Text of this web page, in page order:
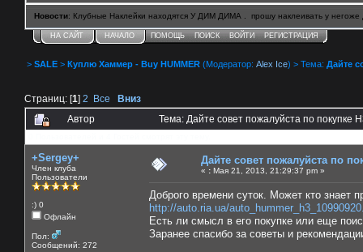
Новости: Клубные Наклейки находятся У ДИМ ДИМА . прошу наклеивать у негоже
НА САЙТ НАЧАЛО ПОМОЩЬ ПОИСК ВОЙТИ РЕГИСТРАЦИЯ
> SALE > Куплю Хаммер - Buy HUMMER (Модератор: Alex Ice) > Тема: Дайте
Страниц: [1] 2 Все
Вниз
Автор
Тема: Дайте совет пожалуйста по покупке
+Sergey+
Член клуба
Пользователи
:) 0
Офлайн
Пол:
Сообщений: 272
Дайте совет пожалуйста по
« : Мая 21, 2013, 21:29:37 pm »
Доброго времени суток. Может кто знает
http://auto.ria.ua/
Есть ли смысл в его покупке или еще
Заранее спасибо за советы и